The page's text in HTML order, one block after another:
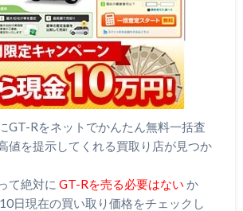
GT-Rをネットでかんたん無料一括査
値を提示してくれる買取り店が見つか
て絶対に GT-Rを売る必要はない か
日現在の買い取り価格をチェックし